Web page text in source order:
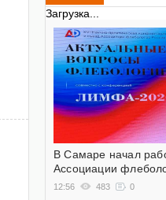
Загрузка...
В Самаре начал
Ассоциации
12:56 483 0